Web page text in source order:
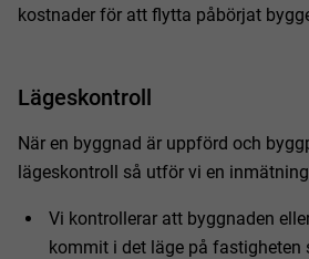
kostnader för att flytta påbörjat
Lägeskontroll
När en byggnad är uppförd och
lägeskontroll så utför vi en
Vi kontrollerar att byggnaden
kommit i det läge på fastigheten